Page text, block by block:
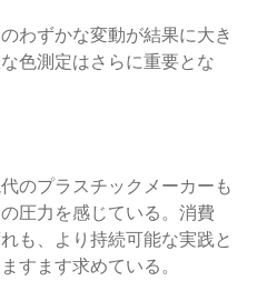
わずかな変動が結果に大き
色測定はさらに重要とな
のプラスチックメーカーも
圧力を感じている。消費
も、より持続可能な実践と
すます求めている。